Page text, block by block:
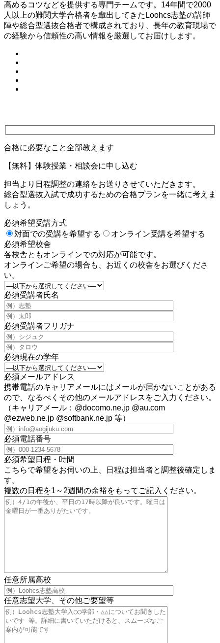
高めるコツなどを提供する専門チームです。14年間で2000
人以上の難関大学合格者を輩出してきたLoohcs志塾の講師
陣や総合型選抜合格者で構成されており、長年の教育現場で
の経験から信頼性の高い情報を厳選してお届けします。
合格に必要なこと全部教えます
【無料】体験授業・相談会に申し込む
担当より日程調整の連絡をお送りさせていただきます。
総合型選抜入試で成功するための合格プランを一緒に考えま
しょう。
必須希望受講方式
対面での受講を希望する
オンライン受講を希望する
必須希望校舎
各校舎ともオンラインでの対応が可能です。
オンラインご希望の場合も、お近くの校舎をお選びくださ
い。
必須受講者氏名
必須受講者フリガナ
必須現在の学年
必須 メールアドレス
携帯電話のキャリアメールにはメールが届かないことがある
ので、なるべくその他のメールアドレスをご入力ください。
（キャリアメール：@docomo.ne.jp @au.com
@ezweb.ne.jp @softbank.ne.jp 等）
必須電話番号
必須希望日程・時間
こちらで希望をお伺いの上、日程は担当者と調整後確定しま
す。
複数の日程を1～2週間の余裕をもってご記入ください。
任意所属高校
任意志望大学、その他ご要望等